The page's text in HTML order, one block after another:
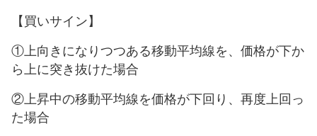
【買いサイン】
①上向きになりつつある移動平均線を、価格が下か
ら上に突き抜けた場合
②上昇中の移動平均線を価格が下回り、再度上回っ
た場合